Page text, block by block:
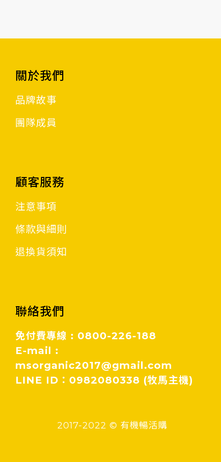
關於我們
品牌故事
團隊成員
顧客服務
注意事項
條款與細則
退換貨須知
聯絡我們
免付費專線 : 0800-226-188
E-mail :
msorganic2017@gmail.com
LINE ID：0982080338 (牧馬主機)
2017-2022 © 有機暢活購